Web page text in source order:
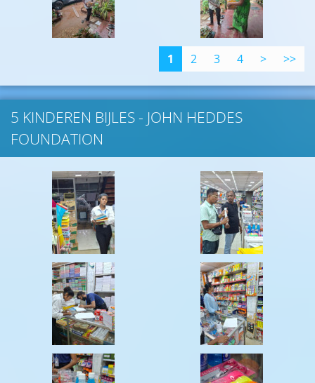
1 2 3 4 > >>
5 KINDEREN BIJLES - JOHN HEDDES
FOUNDATION